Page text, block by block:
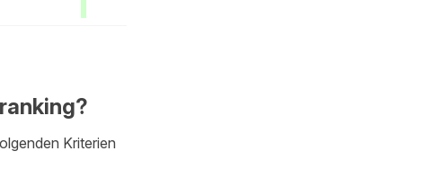
Kriterien